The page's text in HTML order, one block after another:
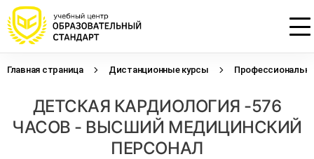
Главная страница Дистанционные курсы
ДЕТСКАЯ КАРДИОЛОГИЯ -576
ЧАСОВ - ВЫСШИЙ МЕДИЦИНСКИЙ
ПЕРСОНАЛ
Оставьте свои данные, наши специалисты
свяжутся с Вами
Оставьте свои данные, наши специалисты
свяжутся с Вами
начислением баллов 14 ЗЕТ
Оставьте свои данные, наши специалисты
проконсультируют Вас